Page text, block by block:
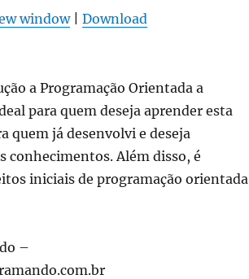
window| Download
a Programação Orientada a
para quem deseja aprender esta
quem já desenvolvi e deseja
conhecimentos. Além disso, é
iniciais de programação orientada
–